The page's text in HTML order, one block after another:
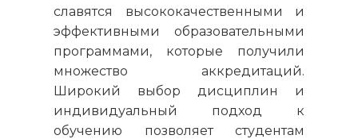
славятся высококачественными и
эффективными образовательными
программами, которые получили
множество аккредитаций.
Широкий выбор дисциплин и
индивидуальный подход к
обучению позволяет студентам